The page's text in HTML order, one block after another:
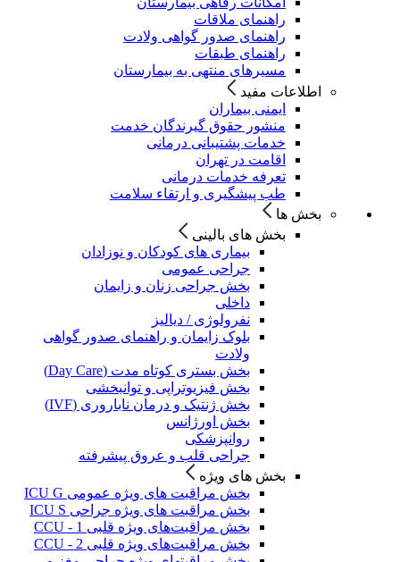
راهنمای ملاقات
راهنمای صدور گواهی ولادت
راهنمای طبقات
مسیرهای منتهی به بیمارستان
اطلاعات مفید
ایمنی بیماران
منشور حقوق گیرندگان خدمت
خدمات پشتیبانی درمانی
اقامت در تهران
تعرفه خدمات درمانی
طب پیشگیری و ارتقاء سلامت
بخش ها
بخش های بالینی
بیماری های کودکان و نوزادان
جراحی عمومی
بخش جراحی زنان و زایمان
داخلی
نفرولوژی / دیالیز
بلوک زایمان و راهنمای صدور گواهی
ولادت
بخش بستری کوتاه مدت (Day Care)
بخش فیزیوتراپی و توانبخشی
بخش ژنتیک و درمان ناباروری (IVF)
بخش اورژانس
روانپزشکی
جراحی قلب و عروق پیشرفته
بخش های ویژه
بخش مراقبت های ویژه عمومی ICU G
بخش مراقبت های ویژه جراحی ICU S
بخش مراقبت‌های ویژه قلبی CCU - 1
بخش مراقبت‌های ویژه قلبی CCU - 2